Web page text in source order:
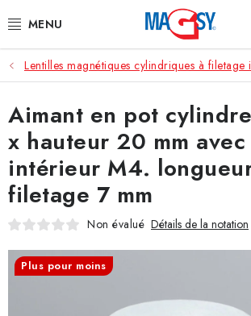
au
CATÉGORIE PRINCIPALE
ACCESSOIRES MAGNÉTIQUES
AIMANTS INDUSTRIELS
AUTRES AIMANTS
Protection des données (RGPD)
Contacte
Lentilles magnétiques cylindriques à filetage
Aimant en pot
x hauteur 20 mm
intérieur M4.
filetage 7 mm
Non évalué Détails de la notation
Plus pour moins